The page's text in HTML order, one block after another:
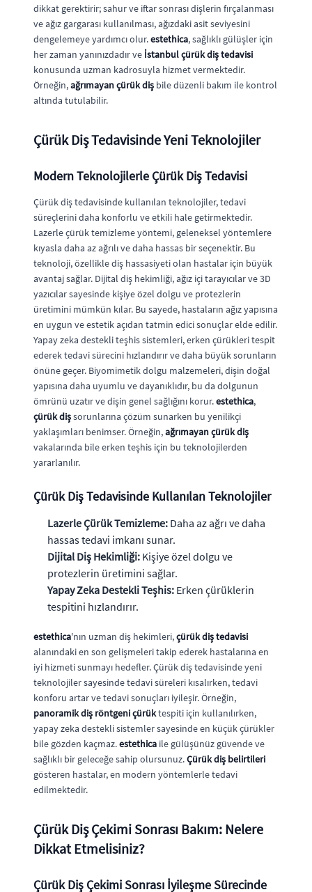
dikkat gerektirir; sahur ve iftar sonrası dişlerin fırçalanması
ve ağız gargarası kullanılması, ağızdaki asit seviyesini
dengelemeye yardımcı olur.estethica, sağlıklı gülüşler için
her zaman yanınızdadır ve İstanbul çürük diş tedavisi
konusunda uzman kadrosuyla hizmet vermektedir.
Örneğin,ağrımayan çürük diş bile düzenli bakım ile kontrol
altında tutulabilir.
Çürük Diş Tedavisinde Yeni Teknolojiler
Modern Teknolojilerle Çürük Diş Tedavisi
Çürük diş tedavisinde kullanılan teknolojiler, tedavi
süreçlerini daha konforlu ve etkili hale getirmektedir.
Lazerle çürük temizleme yöntemi, geleneksel yöntemlere
kıyasla daha az ağrılı ve daha hassas bir seçenektir. Bu
teknoloji, özellikle diş hassasiyeti olan hastalar için büyük
avantaj sağlar. Dijital diş hekimliği, ağız içi tarayıcılar ve 3D
yazıcılar sayesinde kişiye özel dolgu ve protezlerin
üretimini mümkün kılar. Bu sayede, hastaların ağız yapısına
en uygun ve estetik açıdan tatmin edici sonuçlar elde edilir.
Yapay zeka destekli teşhis sistemleri, erken çürükleri tespit
ederek tedavi sürecini hızlandırır ve daha büyük sorunların
önüne geçer. Biyomimetik dolgu malzemeleri, dişin doğal
yapısına daha uyumlu ve dayanıklıdır, bu da dolgunun
ömrünü uzatır ve dişin genel sağlığını korur.estethica,
çürük dişsorunlarına çözüm sunarken bu yenilikçi
yaklaşımları benimser. Örneğin,ağrımayan çürük diş
vakalarında bile erken teşhis için bu teknolojilerden
yararlanılır.
Çürük Diş Tedavisinde Kullanılan Teknolojiler
Lazerle Çürük Temizleme: Daha az ağrı ve daha
hassas tedavi imkanı sunar.
Dijital Diş Hekimliği: Kişiye özel dolgu ve
protezlerin üretimini sağlar.
Yapay Zeka Destekli Teşhis: Erken çürüklerin
tespitini hızlandırır.
estethica'nın uzman diş hekimleri,çürük diş tedavisi
alanındaki en son gelişmeleri takip ederek hastalarına en
iyi hizmeti sunmayı hedefler. Çürük diş tedavisinde yeni
teknolojiler sayesinde tedavi süreleri kısalırken, tedavi
konforu artar ve tedavi sonuçları iyileşir. Örneğin,
panoramik diş röntgeni çürüktespiti için kullanılırken,
yapay zeka destekli sistemler sayesinde en küçük çürükler
bile gözden kaçmaz.estethica ile gülüşünüz güvende ve
sağlıklı bir geleceğe sahip olursunuz.Çürük diş belirtileri
gösteren hastalar, en modern yöntemlerle tedavi
edilmektedir.
Çürük Diş Çekimi Sonrası Bakım: Nelere
Dikkat Etmelisiniz?
Çürük Diş Çekimi Sonrası İyileşme Sürecinde